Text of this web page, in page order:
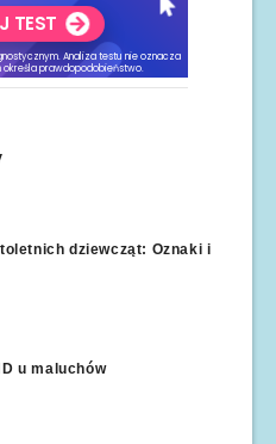
dziewcząt: Oznaki i
u maluchów